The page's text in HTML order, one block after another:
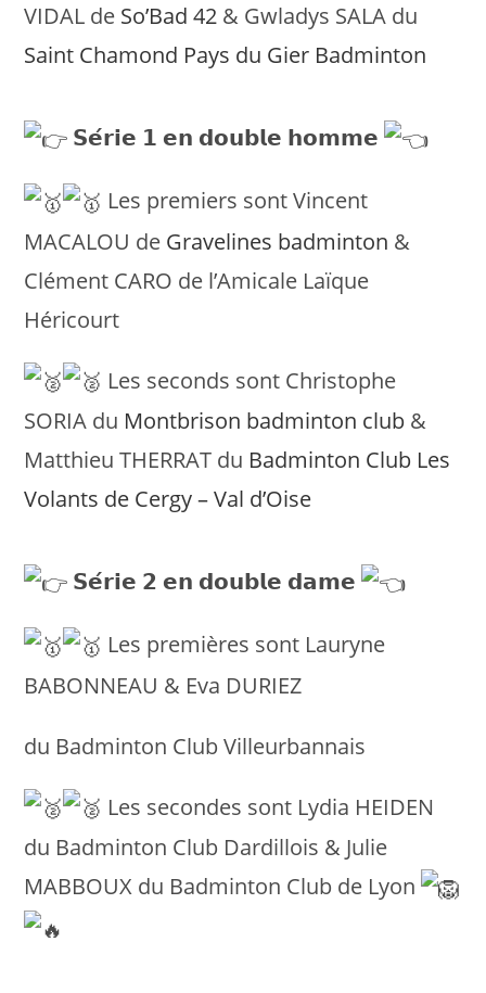
VIDAL de So’Bad 42 & Gwladys SALA du
Saint Chamond Pays du Gier Badminton
𝗦𝗲́𝗿𝗶𝗲 𝟭 𝗲𝗻 𝗱𝗼𝘂𝗯𝗹𝗲 𝗵𝗼𝗺𝗺𝗲
Les premiers sont Vincent
MACALOU de Gravelines badminton &
Clément CARO de l’Amicale Laïque
Héricourt
Les seconds sont Christophe
SORIA du Montbrison badminton club &
Matthieu THERRAT du Badminton Club Les
Volants de Cergy – Val d’Oise
𝗦𝗲́𝗿𝗶𝗲 𝟮 𝗲𝗻 𝗱𝗼𝘂𝗯𝗹𝗲 𝗱𝗮𝗺𝗲
Les premières sont Lauryne
BABONNEAU & Eva DURIEZ
du Badminton Club Villeurbannais
Les secondes sont Lydia HEIDEN
du Badminton Club Dardillois & Julie
MABBOUX du Badminton Club de Lyon